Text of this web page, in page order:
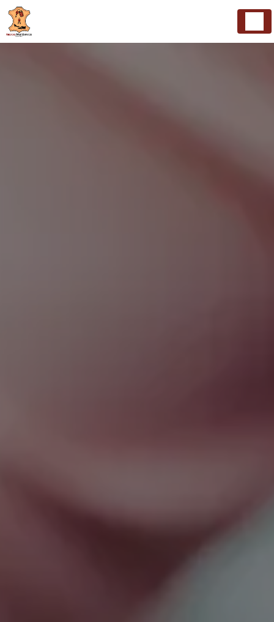
Panneau de gestion des cookies